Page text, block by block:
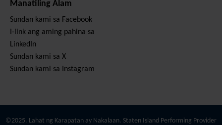
Manatiling Alam
Sundan kami sa Facebook
I-link ang aming pahina sa
LinkedIn
Sundan kami sa X
Sundan kami sa Instagram
©2025. Lahat ng Karapatan ay Nakalaan. Staten Island Performing Provider